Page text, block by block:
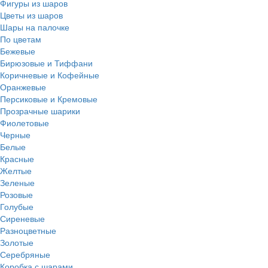
Фигуры из шаров
Цветы из шаров
Шары на палочке
По цветам
Бежевые
Бирюзовые и Тиффани
Коричневые и Кофейные
Оранжевые
Персиковые и Кремовые
Прозрачные шарики
Фиолетовые
Черные
Белые
Красные
Желтые
Зеленые
Розовые
Голубые
Сиреневые
Разноцветные
Золотые
Серебряные